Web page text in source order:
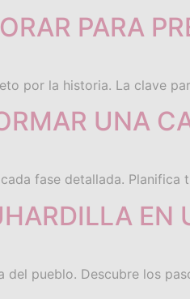
PARA
por la historia. La clave
UNA
fase detallada.
EN
pueblo. Descubre los